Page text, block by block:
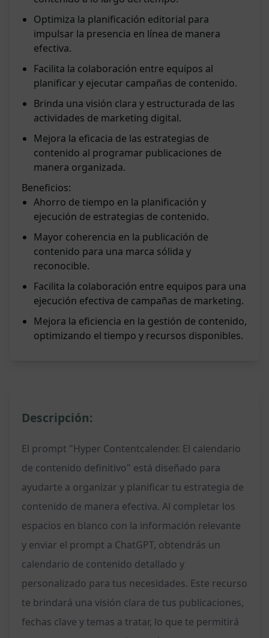
Optimiza la planificación editorial para
impulsar la presencia en línea de manera
efectiva.
Facilita la colaboración entre equipos al
planificar y ejecutar campañas de contenido.
Brinda una visión clara y estructurada de las
actividades de marketing digital.
Mejora la eficacia de las estrategias de
contenido al programar publicaciones de
manera organizada.
Beneficios:
Ahorro de tiempo en la planificación y
ejecución de estrategias de contenido.
Mayor coherencia en la publicación de
contenido para una marca sólida y
reconocible.
Facilita la colaboración entre equipos para una
ejecución efectiva de campañas de marketing.
Mejora la eficiencia en la gestión de contenido,
optimizando el tiempo y recursos disponibles.
Descripción:
El prompt "Hyper Contentcalender. El calendario
de contenido definitivo" está diseñado para
ayudarte a organizar y planificar tu estrategia de
contenido de manera efectiva. Al completar los
espacios en blanco con la información relevante
y enviar el prompt a ChatGPT, obtendrás un
calendario de contenido detallado y
personalizado para tus necesidades. Este recurso
te brindará una visión clara de tus publicaciones,
fechas clave y temas a tratar, lo que te permitirá